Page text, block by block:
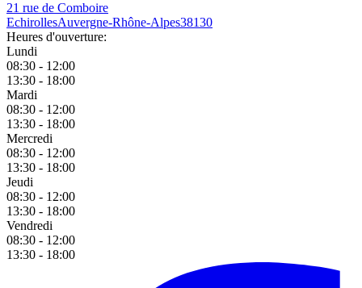
21 rue de Comboire
EchirollesAuvergne-Rhône-Alpes38130
Heures d'ouverture:
Lundi
08:30 - 12:00
13:30 - 18:00
Mardi
08:30 - 12:00
13:30 - 18:00
Mercredi
08:30 - 12:00
13:30 - 18:00
Jeudi
08:30 - 12:00
13:30 - 18:00
Vendredi
08:30 - 12:00
13:30 - 18:00